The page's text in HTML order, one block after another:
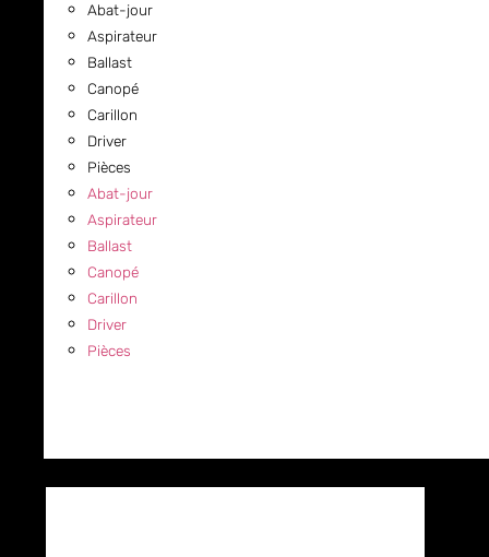
Abat-jour
Aspirateur
Ballast
Canopé
Carillon
Driver
Pièces
Abat-jour
Aspirateur
Ballast
Canopé
Carillon
Driver
Pièces